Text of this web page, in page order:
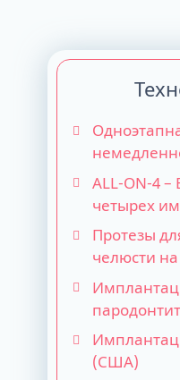
ALL-ON-4 –
четырех
Протезы
челюсти
(США)